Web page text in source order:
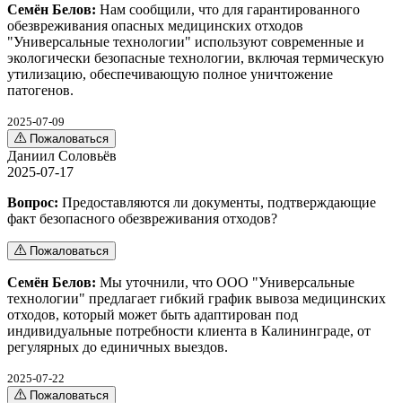
Семён Белов: Нам сообщили, что для гарантированного
обезвреживания опасных медицинских отходов
"Универсальные технологии" используют современные и
экологически безопасные технологии, включая термическую
утилизацию, обеспечивающую полное уничтожение
патогенов.
2025-07-09
Пожаловаться
Даниил Соловьёв
2025-07-17
Вопрос: Предоставляются ли документы, подтверждающие
факт безопасного обезвреживания отходов?
Пожаловаться
Семён Белов: Мы уточнили, что ООО "Универсальные
технологии" предлагает гибкий график вывоза медицинских
отходов, который может быть адаптирован под
индивидуальные потребности клиента в Калининграде, от
регулярных до единичных выездов.
2025-07-22
Пожаловаться